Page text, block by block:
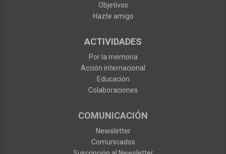
Objetivos
Hazte amigo
ACTIVIDADES
Por la memoria
Acción internacional
Educación
Colaboraciones
COMUNICACIÓN
Newsletter
Comunicados